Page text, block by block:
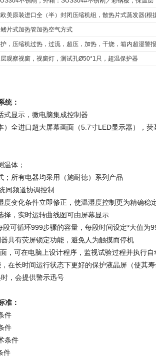
美原装进口全（半）封闭压缩机组，散热片式蒸发器(根
片式加热管加热空气方式
，压缩机过热，过流，超压，加热，干烧，箱内超湿警报
观察视窗，视窗灯，测试孔Ø50*1只，超温保护器
统：
式显示，微电脑集成控制器
）全进口超大屏幕画面（5.7寸LED显示器），
体；
；所有电器均采用（施耐德）系列产品
同频道协调控制
度变化条件立即修正，使温湿度控制更为精确稳
择，实时运转曲线图可由屏幕显示
可循环999步骤的容量，每段时间设定*大值为
具有荧屏锁定功能，避免人为触摸而停机
，可在电脑上设计程序，监视试验过程并执行
在长时间运行状态下更好的保护液晶屏（使其寿
，会提供警示迅号
准：
件
件
条件
件